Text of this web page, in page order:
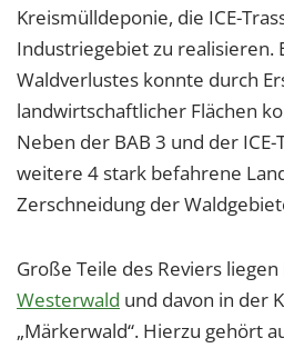
Kreismülldeponie, die ICE-
Industriegebiet zu realisieren.
Waldverlustes konnte durch
landwirtschaftlicher Flächen
Neben der BAB 3 und der
weitere 4 stark befahrene
Zerschneidung der
Große Teile des Reviers liegen
Westerwald und davon in der
„Märkerwald“. Hierzu gehört